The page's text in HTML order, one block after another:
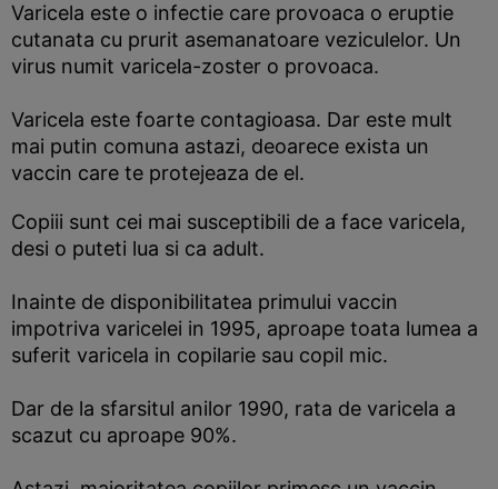
Varicela este o infectie care provoaca o eruptie
cutanata cu prurit asemanatoare veziculelor. Un
virus numit varicela-zoster o provoaca.
Varicela este foarte contagioasa. Dar este mult
mai putin comuna astazi, deoarece exista un
vaccin care te protejeaza de el.
Copiii sunt cei mai susceptibili de a face varicela,
desi o puteti lua si ca adult.
Inainte de disponibilitatea primului vaccin
impotriva varicelei in 1995, aproape toata lumea a
suferit varicela in copilarie sau copil mic.
Dar de la sfarsitul anilor 1990, rata de varicela a
scazut cu aproape 90%.